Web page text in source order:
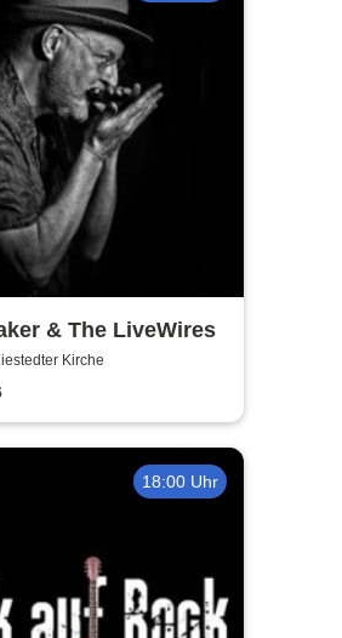
& The LiveWires
Kirche
18:00 Uhr